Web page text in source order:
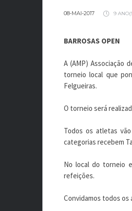
08-MAI-2017 9
BARROSAS OPEN
A (AMP) Associação
torneio local que
Felgueiras.
O torneio será
Todos os atletas
categorias recebem
No local do torneio
refeições.
Convidamos todos